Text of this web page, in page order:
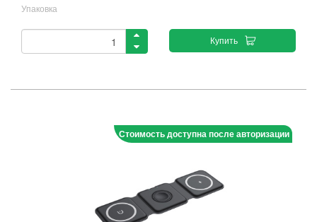
Упаковка
Купить
Стоимость доступна после авторизации